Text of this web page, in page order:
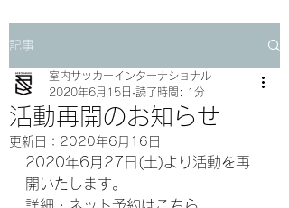
記事
活動再開のお知らせ
室内サッカーインターナショナル
2020年6月15日 読了時間: 1分
更新日： 2020年6月16日
2020年6月27日(土)より活動を再
開いたします。